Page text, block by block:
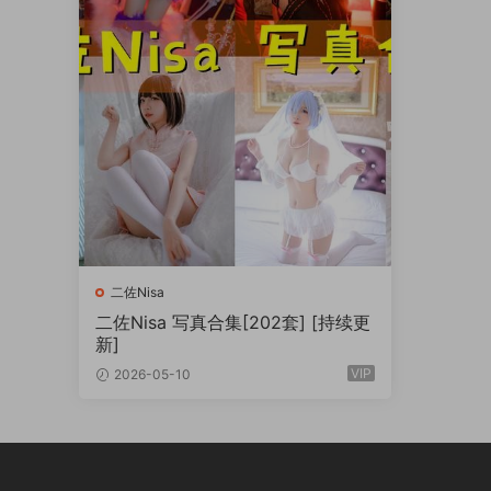
二佐Nisa
二佐Nisa 写真合集[202套] [持续更
新]
2026-05-10 VIP